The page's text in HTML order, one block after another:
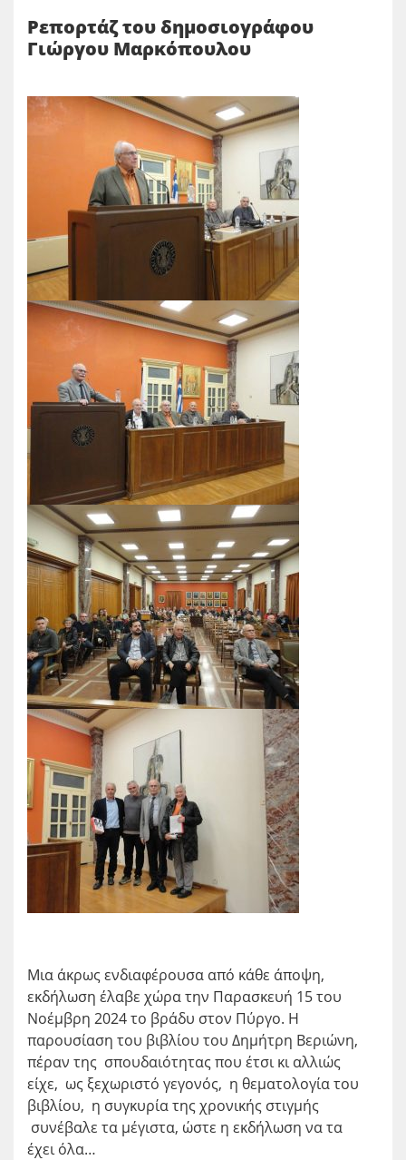
Ρεπορτάζ του δημοσιογράφου
Γιώργου Μαρκόπουλου
Μια άκρως ενδιαφέρουσα από κάθε άποψη,
εκδήλωση έλαβε χώρα την Παρασκευή 15 του
Νοέμβρη 2024 το βράδυ στον Πύργο. Η
παρουσίαση του βιβλίου του Δημήτρη Βεριώνη,
πέραν της σπουδαιότητας που έτσι κι αλλιώς
είχε, ως ξεχωριστό γεγονός, η θεματολογία του
βιβλίου, η συγκυρία της χρονικής στιγμής
συνέβαλε τα μέγιστα, ώστε η εκδήλωση να τα
έχει όλα…